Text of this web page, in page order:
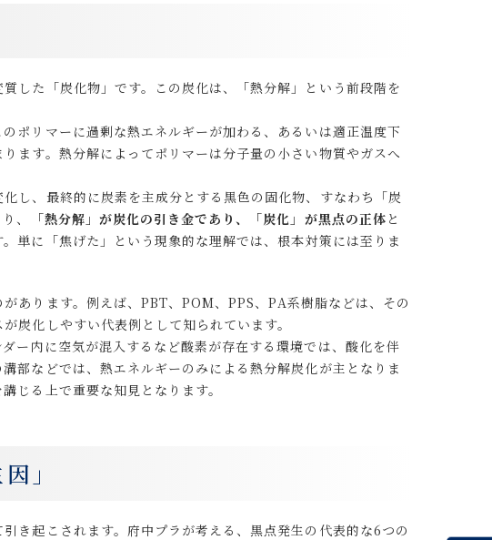
した「炭化物」です。この炭化は、「熱分解」という前段階を
ポリマーに過剰な熱エネルギーが加わる、あるいは適正温度下
ます。熱分解によってポリマーは分子量の小さい物質やガスへ
し、最終的に炭素を主成分とする黒色の固化物、すなわち「炭
、
「熱分解」が炭化の引き金であり、「炭化」が黒点の正体 と
単に「焦げた」という現象的な理解では、根本対策には至りま
あります。例えば、PBT、POM、PPS、PA系樹脂などは、その
炭化しやすい代表例として知られています。
ー内に空気が混入するなど酸素が存在する環境では、酸化を伴
部などでは、熱エネルギーのみによる熱分解炭化が主となりま
じる上で重要な知見となります。
」
き起こされます。府中プラが考える、黒点発生の代表的な6つの